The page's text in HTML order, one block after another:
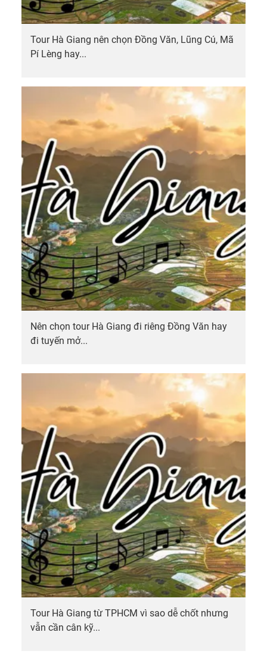
Tour Hà Giang nên chọn Đồng Văn, Lũng Cú, Mã
Pí Lèng hay...
Nên chọn tour Hà Giang đi riêng Đồng Văn hay
đi tuyến mở...
Tour Hà Giang từ TPHCM vì sao dễ chốt nhưng
vẫn cần cân kỹ...